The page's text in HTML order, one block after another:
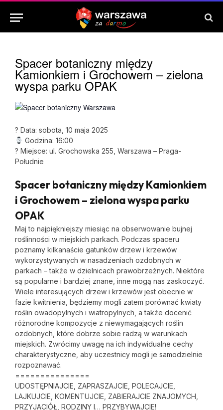
Spacer botaniczny między
Kamionkiem i Grochowem – zielona
wyspa parku OPAK
? Data: sobota, 10 maja 2025
Godzina: 16:00
? Miejsce: ul. Grochowska 255, Warszawa – Praga-
Południe
Spacer botaniczny między Kamionkiem
i Grochowem – zielona wyspa parku
OPAK
Maj to najpiękniejszy miesiąc na obserwowanie bujnej
roślinności w miejskich parkach. Podczas spaceru
poznamy kilkanaście gatunków drzew i krzewów
wykorzystywanych w nasadzeniach ozdobnych w
parkach – także w dzielnicach prawobrzeżnych. Niektóre
są popularne i bardziej znane, inne mogą nas zaskoczyć.
Wiele interesujących drzew i krzewów jest obecnie w
fazie kwitnienia, będziemy mogli zatem porównać kwiaty
roślin owadopylnych i wiatropylnych, a także docenić
różnorodne kompozycje z niewymagających roślin
ozdobnych, które dobrze sobie radzą w warunkach
miejskich. Zwrócimy uwagę na ich indywidualne cechy
charakterystyczne, aby uczestnicy mogli je samodzielnie
rozpoznawać.
===============
UDOSTĘPNIAJCIE, ZAPRASZAJCIE, POLECAJCIE,
LAJKUJCIE, KOMENTUJCIE, ZABIERAJCIE ZNAJOMYCH,
PRZYJACIÓŁ, RODZINY I… PRZYBYWAJCIE!